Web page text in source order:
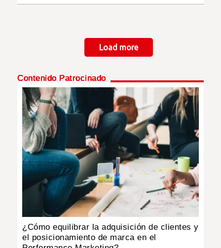
Load more
Contenido Patrocinado
¿Cómo equilibrar la adquisición de clientes y
el posicionamiento de marca en el